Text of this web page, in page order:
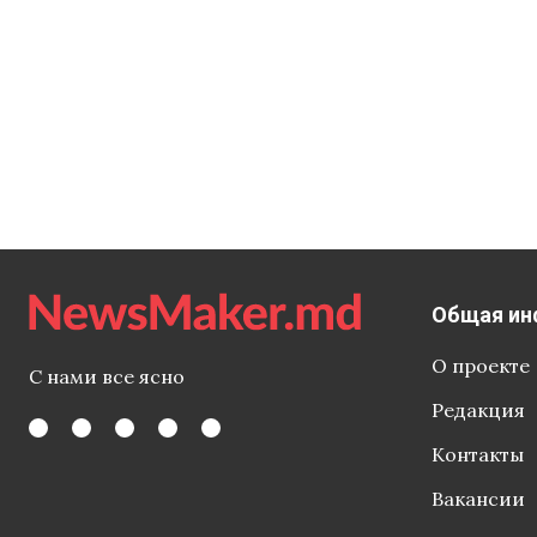
С нами все ясно
Общая
О проекте
Редакция
Контакты
Вакансии